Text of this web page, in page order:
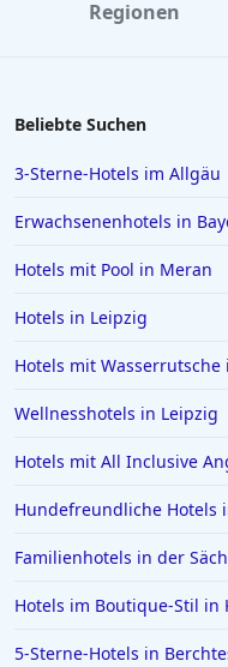
Regionen
Beliebte Suchen
3-Sterne-Hotels im Allgäu
Erwachsenenhotels in
Hotels mit Pool in Meran
Hotels in Leipzig
Hotels mit
Wellnesshotels in Leipzig
Hotels mit All Inclusive
Hundefreundliche Hotels
Familienhotels in der
Hotels im Boutique-Stil in
5-Sterne-Hotels in